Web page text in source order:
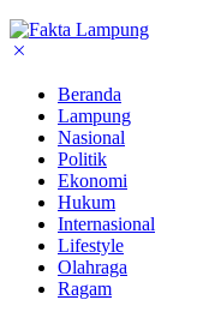
Beranda
Lampung
Nasional
Politik
Ekonomi
Hukum
Internasional
Lifestyle
Olahraga
Ragam